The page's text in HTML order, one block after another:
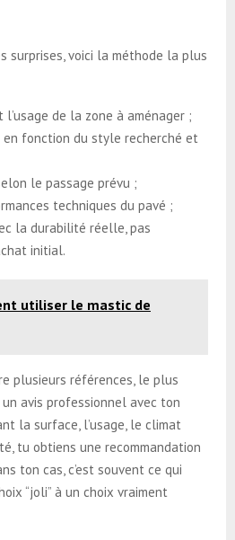
surprises, voici la méthode la plus
de la zone à aménager ;
fonction du style recherché et
le passage prévu ;
techniques du pavé ;
la durabilité réelle, pas
initial.
utiliser le mastic de
plusieurs références, le plus
avis professionnel avec ton
la surface, l’usage, le climat
tu obtiens une recommandation
ton cas, c’est souvent ce qui
“joli” à un choix vraiment